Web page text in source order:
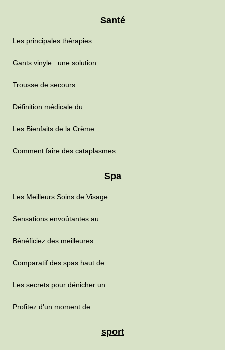
Santé
Les principales thérapies...
Gants vinyle : une solution...
Trousse de secours...
Définition médicale du...
Les Bienfaits de la Crème...
Comment faire des cataplasmes...
Spa
Les Meilleurs Soins de Visage...
Sensations envoûtantes au...
Bénéficiez des meilleures...
Comparatif des spas haut de...
Les secrets pour dénicher un...
Profitez d'un moment de...
sport